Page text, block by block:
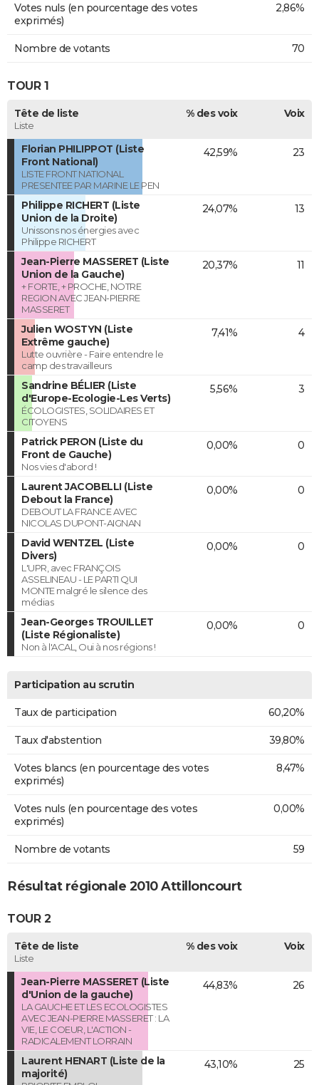
Votes nuls (en pourcentage des votes
exprimés)
2,86%
Nombre de votants 70
TOUR 1
Tête de liste
Liste
% des voix Voix
Florian PHILIPPOT (Liste
Front National)
LISTE FRONT NATIONAL
PRESENTEE PAR MARINE LE PEN
42,59% 23
Philippe RICHERT (Liste
Union de la Droite)
Unissons nos énergies avec
Philippe RICHERT
24,07% 13
Jean-Pierre MASSERET (Liste
Union de la Gauche)
+ FORTE, + PROCHE, NOTRE
REGION AVEC JEAN-PIERRE
MASSERET
20,37% 11
Julien WOSTYN (Liste
Extrême gauche)
Lutte ouvrière - Faire entendre le
camp des travailleurs
7,41% 4
Sandrine BÉLIER (Liste
d'Europe-Ecologie-Les Verts)
ÉCOLOGISTES, SOLIDAIRES ET
CITOYENS
5,56% 3
Patrick PERON (Liste du
Front de Gauche)
Nos vies d'abord !
0,00% 0
Laurent JACOBELLI (Liste
Debout la France)
DEBOUT LA FRANCE AVEC
NICOLAS DUPONT-AIGNAN
0,00% 0
David WENTZEL (Liste
Divers)
L'UPR, avec FRANÇOIS
ASSELINEAU - LE PARTI QUI
MONTE malgré le silence des
médias
0,00% 0
Jean-Georges TROUILLET
(Liste Régionaliste)
Non à l'ACAL, Oui à nos régions !
0,00% 0
Participation au scrutin
Taux de participation 60,20%
Taux d'abstention 39,80%
Votes blancs (en pourcentage des votes
exprimés)
8,47%
Votes nuls (en pourcentage des votes
exprimés)
0,00%
Nombre de votants 59
Résultat régionale 2010 Attilloncourt
TOUR 2
Tête de liste
Liste
% des voix Voix
Jean-Pierre MASSERET (Liste
d'Union de la gauche)
LA GAUCHE ET LES ECOLOGISTES
AVEC JEAN-PIERRE MASSERET : LA
VIE, LE COEUR, L'ACTION -
RADICALEMENT LORRAIN
44,83% 26
Laurent HENART (Liste de la
majorité)
43,10% 25